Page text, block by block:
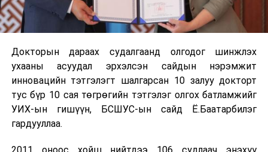
Докторын дараах судалгаанд олгодог шинжлэх
ухааны асуудал эрхэлсэн сайдын нэрэмжит
инновацийн тэтгэлэгт шалгарсан 10 залуу докторт
тус бүр 10 сая төгрөгийн тэтгэлэг олгох батламжийг
УИХ-ын гишүүн, БСШУС-ын сайд Ё.Баатарбилэг
гардууллаа.